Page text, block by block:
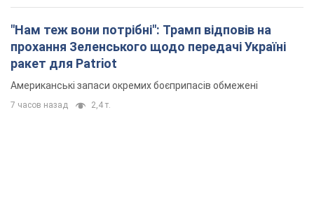
"Нам теж вони потрібні": Трамп відповів на
прохання Зеленського щодо передачі Україні
ракет для Patriot
Американські запаси окремих боєприпасів обмежені
7 часов назад 2,4 т.